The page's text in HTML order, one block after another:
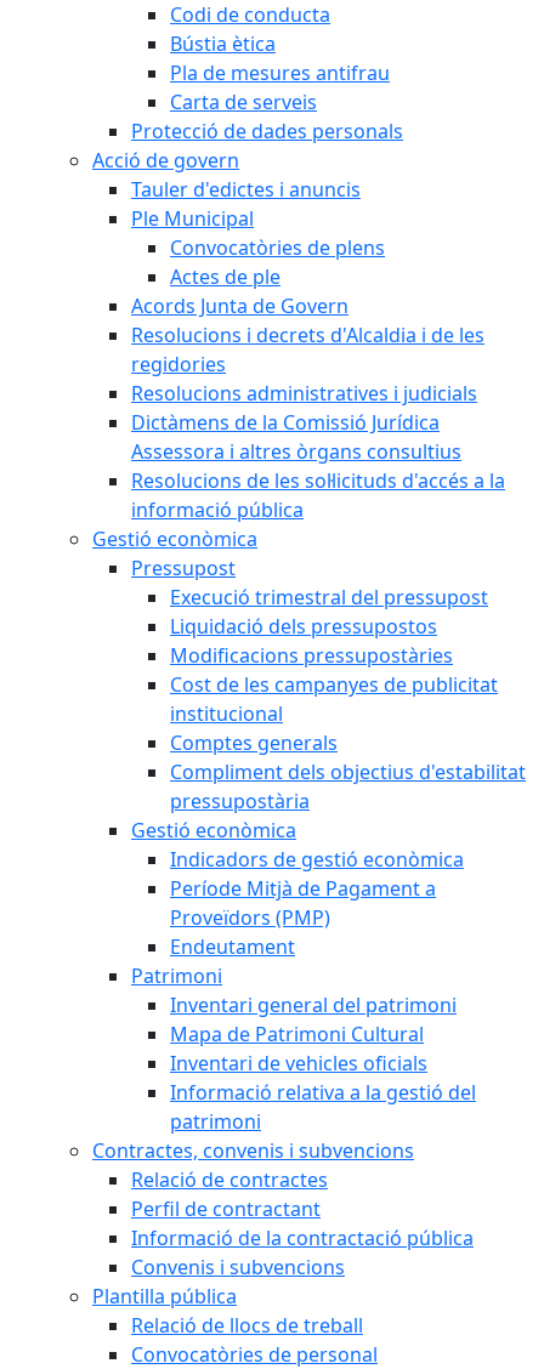
Codi de conducta
Bústia ètica
Pla de mesures antifrau
Carta de serveis
Protecció de dades personals
Acció de govern
Tauler d'edictes i anuncis
Ple Municipal
Convocatòries de plens
Actes de ple
Acords Junta de Govern
Resolucions i decrets d'Alcaldia i de les
regidories
Resolucions administratives i judicials
Dictàmens de la Comissió Jurídica
Assessora i altres òrgans consultius
Resolucions de les sol·licituds d'accés a la
informació pública
Gestió econòmica
Pressupost
Execució trimestral del pressupost
Liquidació dels pressupostos
Modificacions pressupostàries
Cost de les campanyes de publicitat
institucional
Comptes generals
Compliment dels objectius d'estabilitat
pressupostària
Gestió econòmica
Indicadors de gestió econòmica
Període Mitjà de Pagament a
Proveïdors (PMP)
Endeutament
Patrimoni
Inventari general del patrimoni
Mapa de Patrimoni Cultural
Inventari de vehicles oficials
Informació relativa a la gestió del
patrimoni
Contractes, convenis i subvencions
Relació de contractes
Perfil de contractant
Informació de la contractació pública
Convenis i subvencions
Plantilla pública
Relació de llocs de treball
Convocatòries de personal